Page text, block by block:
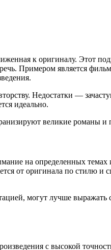
к оригиналу. Этот
Примером является
Недостатки —
идеально.
на определенных
от оригинала по стилю и
могут лучше выражать
с высокой